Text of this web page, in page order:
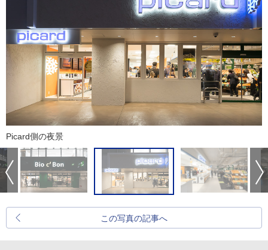
Picard側の夜景
この写真の記事へ